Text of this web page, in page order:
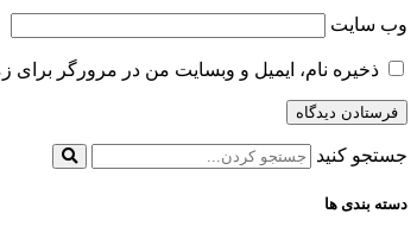
وب‌ سایت
ذخیره نام، ایمیل و وبسایت من در مرورگر برای
جستجو کنید
دسته بندی ها